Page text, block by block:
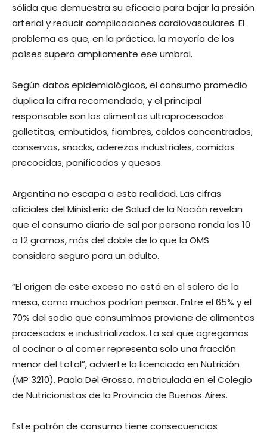
sólida que demuestra su eficacia para bajar la presión
arterial y reducir complicaciones cardiovasculares. El
problema es que, en la práctica, la mayoría de los
países supera ampliamente ese umbral.
Según datos epidemiológicos, el consumo promedio
duplica la cifra recomendada, y el principal
responsable son los alimentos ultraprocesados:
galletitas, embutidos, fiambres, caldos concentrados,
conservas, snacks, aderezos industriales, comidas
precocidas, panificados y quesos.
Argentina no escapa a esta realidad. Las cifras
oficiales del Ministerio de Salud de la Nación revelan
que el consumo diario de sal por persona ronda los 10
a 12 gramos, más del doble de lo que la OMS
considera seguro para un adulto.
“El origen de este exceso no está en el salero de la
mesa, como muchos podrían pensar. Entre el 65% y el
70% del sodio que consumimos proviene de alimentos
procesados e industrializados. La sal que agregamos
al cocinar o al comer representa solo una fracción
menor del total”, advierte la licenciada en Nutrición
(MP 3210), Paola Del Grosso, matriculada en el Colegio
de Nutricionistas de la Provincia de Buenos Aires.
Este patrón de consumo tiene consecuencias